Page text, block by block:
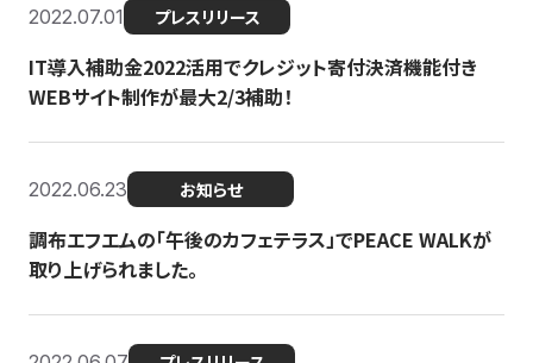
2022.07.01 プレスリリース
IT導入補助金2022活用でクレジット寄付決済機能付き
WEBサイト制作が最大2/3補助！
2022.06.23 お知らせ
調布エフエムの「午後のカフェテラス」でPEACE WALKが
取り上げられました。